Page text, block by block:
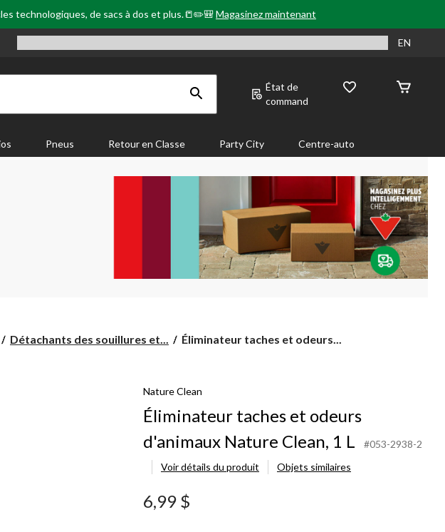
technologiques, de sacs à dos et plus.📒✏️🎒Magasinez maintenant
EN
État de
command
Pneus Retour en Classe Party City Centre-auto
Détachants des souillures et...
Éliminateur
d'animaux
Clean,
L
Éliminateur taches et odeurs...
Nature Clean
Éliminateur taches et odeurs
d'animaux Nature Clean, 1 L
#053-2938-2
Voir détails du produit
Objets similaires
6,99 $